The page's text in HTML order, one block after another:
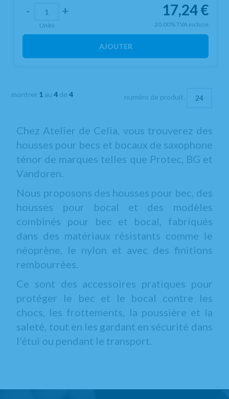
17,24€
20.00%TVA incluse
- +
Unité
AJOUTER
montrer 1 au4 de4 numéro de produit.
Chez Atelier de Celia, vous trouverez des
housses pour becs et bocaux de saxophone
ténor de marques telles que Protec, BG et
Vandoren.
Nous proposons des housses pour bec, des
housses pour bocal et des modèles
combinés pour bec et bocal, fabriqués
dans des matériaux résistants comme le
néoprène, le nylon et avec des finitions
rembourrées.
Ce sont des accessoires pratiques pour
protéger le bec et le bocal contre les
chocs, les frottements, la poussière et la
saleté, tout en les gardant en sécurité dans
l’étui ou pendant le transport.